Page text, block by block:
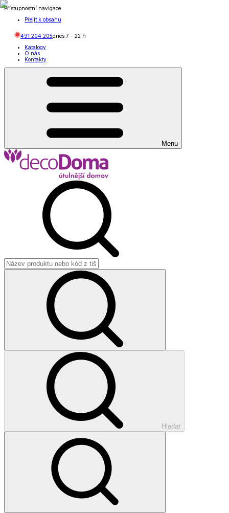
Přístupnostní navigace
Přejít k obsahu
491 204 205dnes 7 - 22 h
Katalogy
O nás
Kontakty
Menu
Hledat